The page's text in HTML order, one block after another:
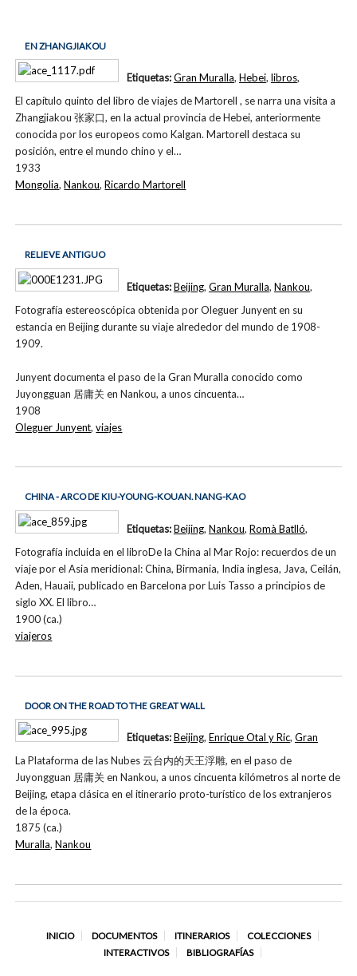
EN ZHANGJIAKOU
El capítulo quinto del libro de viajes de Martorell , se narra una visita a
Zhangjiakou 张家口, en la actual provincia de Hebei, anteriormente
conocida por los europeos como Kalgan. Martorell destaca su
posición, entre el mundo chino y el…
1933
Etiquetas:Gran Muralla, Hebei, libros,
Mongolia,Nankou,Ricardo Martorell
RELIEVE ANTIGUO
Fotografía estereoscópica obtenida por Oleguer Junyent en su
estancia en Beijing durante su viaje alrededor del mundo de 1908-
1909.
Junyent documenta el paso de la Gran Muralla conocido como
Juyongguan 居庸关 en Nankou, a unos cincuenta…
1908
Etiquetas:Beijing, Gran Muralla, Nankou,
Oleguer Junyent,viajes
CHINA - ARCO DE KIU-YOUNG-KOUAN. NANG-KAO
Fotografía incluida en el libroDe la China al Mar Rojo: recuerdos de un
viaje por el Asia meridional: China, Birmania, India inglesa, Java, Ceilán,
Aden, Hauaii, publicado en Barcelona por Luis Tasso a principios de
siglo XX. El libro…
1900 (ca.)
Etiquetas:Beijing, Nankou, Romà Batlló,
viajeros
DOOR ON THE ROAD TO THE GREAT WALL
La Plataforma de las Nubes 云台内的天王浮雕, en el paso de
Juyongguan 居庸关 en Nankou, a unos cincuenta kilómetros al norte de
Beijing, etapa clásica en el itinerario proto-turístico de los extranjeros
de la época.
1875 (ca.)
Etiquetas:Beijing, Enrique Otal y Ric, Gran
Muralla,Nankou
INICIO DOCUMENTOS ITINERARIOS
COLECCIONES
INTERACTIVOS
BIBLIOGRAFÍAS